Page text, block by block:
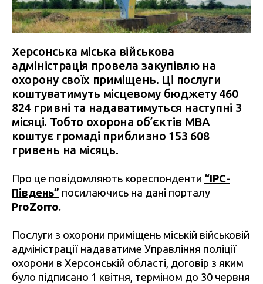
Херсонська міська військова
адміністрація провела закупівлю на
охорону своїх приміщень. Ці послуги
коштуватимуть місцевому бюджету 460
824 гривні та надаватимуться наступні 3
місяці. Тобто охорона об’єктів МВА
коштує громаді приблизно 153 608
гривень на місяць.
Про це повідомляють кореспонденти “IPC-
Південь” посилаючись на дані порталу
ProZorro.
Послуги з охорони приміщень міській військовій
адміністрації надаватиме Управління поліції
охорони в Херсонській області, договір з яким
було підписано 1 квітня, терміном до 30 червня